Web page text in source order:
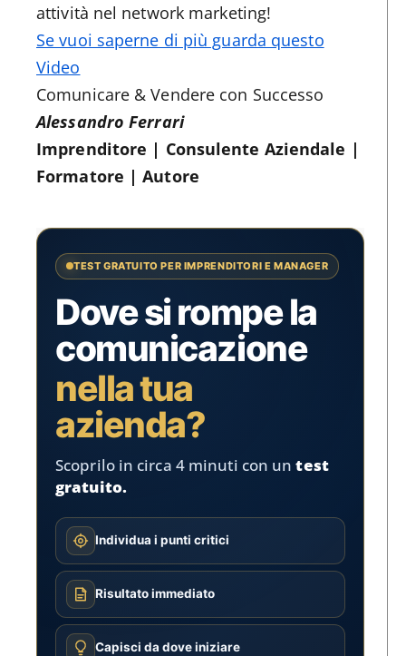
attività nel network marketing!
Se vuoi saperne di più guarda questo
Video
Comunicare & Vendere con Successo
Alessandro Ferrari
Imprenditore | Consulente Aziendale |
Formatore | Autore
TEST GRATUITO PER IMPRENDITORI E MANAGER
Dove si rompe la
comunicazione
nella tua
azienda?
Scoprilo in circa 4 minuti con untest
gratuito.
Individua i punti critici
Risultato immediato
Capisci da dove iniziare